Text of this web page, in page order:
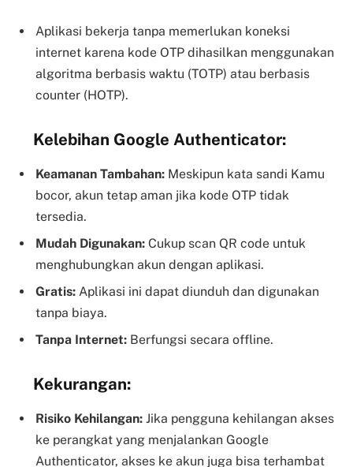
Aplikasi bekerja tanpa memerlukan koneksi
internet karena kode OTP dihasilkan menggunakan
algoritma berbasis waktu (TOTP) atau berbasis
counter (HOTP).
Kelebihan Google Authenticator:
Keamanan Tambahan: Meskipun kata sandi Kamu
bocor, akun tetap aman jika kode OTP tidak
tersedia.
Mudah Digunakan: Cukup scan QR code untuk
menghubungkan akun dengan aplikasi.
Gratis: Aplikasi ini dapat diunduh dan digunakan
tanpa biaya.
Tanpa Internet: Berfungsi secara offline.
Kekurangan:
Risiko Kehilangan: Jika pengguna kehilangan akses
ke perangkat yang menjalankan Google
Authenticator, akses ke akun juga bisa terhambat